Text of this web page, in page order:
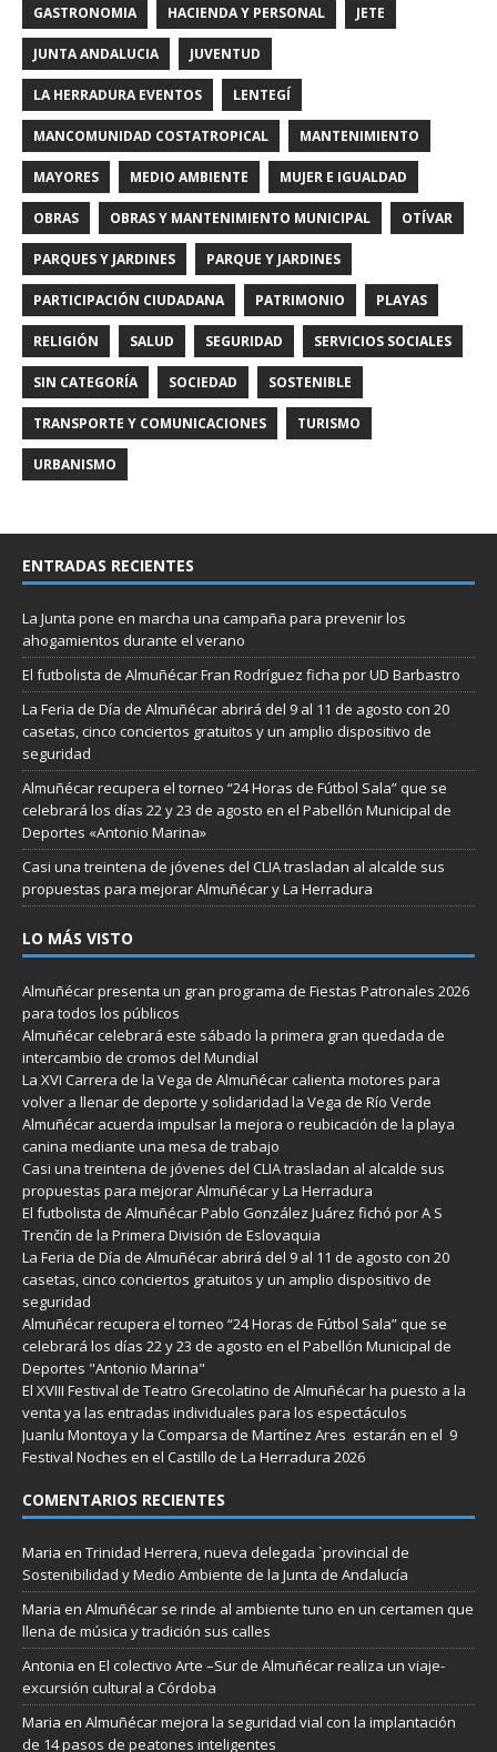
GASTRONOMIA HACIENDA Y PERSONAL JETE
JUNTA ANDALUCIA JUVENTUD
LA HERRADURA EVENTOS LENTEGÍ
MANCOMUNIDAD COSTATROPICAL MANTENIMIENTO
MAYORES MEDIO AMBIENTE MUJER E IGUALDAD
OBRAS OBRAS Y MANTENIMIENTO MUNICIPAL OTÍVAR
PARQUES Y JARDINES PARQUE Y JARDINES
PARTICIPACIÓN CIUDADANA PATRIMONIO PLAYAS
RELIGIÓN SALUD SEGURIDAD SERVICIOS SOCIALES
SIN CATEGORÍA SOCIEDAD SOSTENIBLE
TRANSPORTE Y COMUNICACIONES TURISMO
URBANISMO
ENTRADAS RECIENTES
La Junta pone en marcha una campaña para prevenir los
ahogamientos durante el verano
El futbolista de Almuñécar Fran Rodríguez ficha por UD Barbastro
La Feria de Día de Almuñécar abrirá del 9 al 11 de agosto con 20
casetas, cinco conciertos gratuitos y un amplio dispositivo de
seguridad
Almuñécar recupera el torneo “24 Horas de Fútbol Sala” que se
celebrará los días 22 y 23 de agosto en el Pabellón Municipal de
Deportes «Antonio Marina»
Casi una treintena de jóvenes del CLIA trasladan al alcalde sus
propuestas para mejorar Almuñécar y La Herradura
LO MÁS VISTO
Almuñécar presenta un gran programa de Fiestas Patronales 2026
para todos los públicos
Almuñécar celebrará este sábado la primera gran quedada de
intercambio de cromos del Mundial
La XVI Carrera de la Vega de Almuñécar calienta motores para
volver a llenar de deporte y solidaridad la Vega de Río Verde
Almuñécar acuerda impulsar la mejora o reubicación de la playa
canina mediante una mesa de trabajo
Casi una treintena de jóvenes del CLIA trasladan al alcalde sus
propuestas para mejorar Almuñécar y La Herradura
El futbolista de Almuñécar Pablo González Juárez fichó por A S
Trenčín de la Primera División de Eslovaquia
La Feria de Día de Almuñécar abrirá del 9 al 11 de agosto con 20
casetas, cinco conciertos gratuitos y un amplio dispositivo de
seguridad
Almuñécar recupera el torneo “24 Horas de Fútbol Sala” que se
celebrará los días 22 y 23 de agosto en el Pabellón Municipal de
Deportes "Antonio Marina"
El XVIII Festival de Teatro Grecolatino de Almuñécar ha puesto a la
venta ya las entradas individuales para los espectáculos
Juanlu Montoya y la Comparsa de Martínez Ares estarán en el 9
Festival Noches en el Castillo de La Herradura 2026
COMENTARIOS RECIENTES
Maria en Trinidad Herrera, nueva delegada `provincial de
Sostenibilidad y Medio Ambiente de la Junta de Andalucía
Maria en Almuñécar se rinde al ambiente tuno en un certamen que
llena de música y tradición sus calles
Antonia en El colectivo Arte –Sur de Almuñécar realiza un viaje-
excursión cultural a Córdoba
Maria en Almuñécar mejora la seguridad vial con la implantación
de 14 pasos de peatones inteligentes